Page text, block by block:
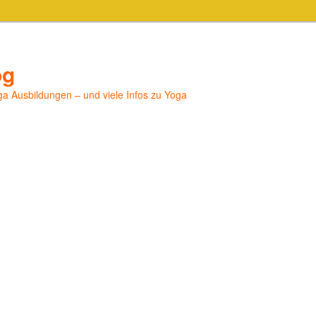
Ausbildungen – und viele Infos zu Yoga